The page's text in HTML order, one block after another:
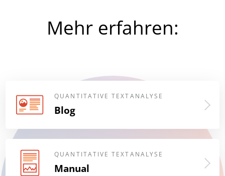
Mehr erfahren:
QUANTITATIVE TEXTANALYSE
Blog
QUANTITATIVE TEXTANALYSE
Manual